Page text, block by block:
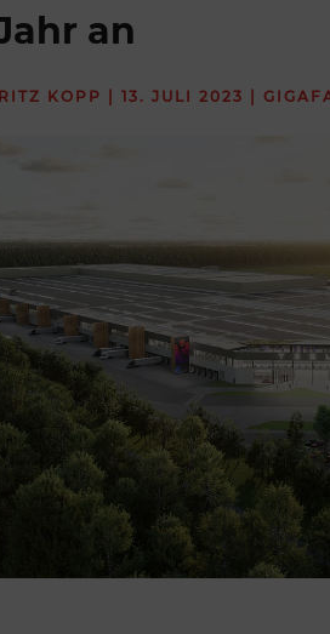
an
KOPP | 13. JULI 2023 |